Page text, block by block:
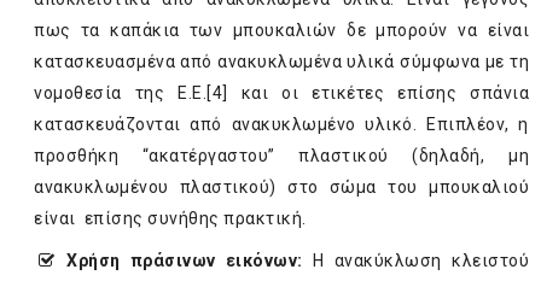
πως τα καπάκια των μπουκαλιών δε μπορούν να είναι
κατασκευασμένα από ανακυκλωμένα υλικά σύμφωνα με τη
νομοθεσία της Ε.Ε.[4]
και οι ετικέτες επίσης σπάνια
κατασκευάζονται από ανακυκλωμένο υλικό. Επιπλέον, η
προσθήκη “ακατέργαστου” πλαστικού (δηλαδή, μη
ανακυκλωμένου πλαστικού) στο σώμα του μπουκαλιού
είναι επίσης συνήθης πρακτική.
Χρήση πράσινων εικόνων:
Η ανακύκλωση κλειστού